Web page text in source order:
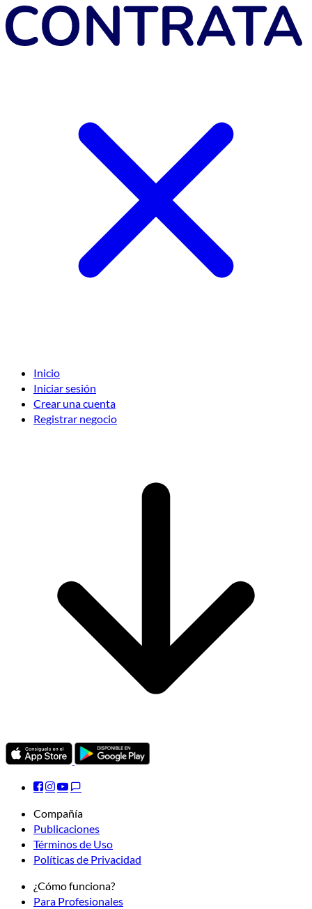
Inicio
Iniciar sesión
Crear una cuenta
Registrar negocio
Compañía
Publicaciones
Términos de Uso
Políticas de Privacidad
¿Cómo funciona?
Para Profesionales